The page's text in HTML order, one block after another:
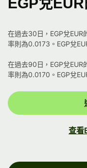
EGP兌
在過去30日，EGP兌
率則為0.0173。EGP兌
在過去90日，EGP兌
率則為0.0170。EGP兌
查看